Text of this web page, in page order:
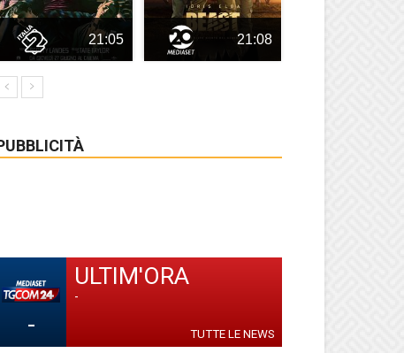
21:05 21:08
-
ULTIM'ORA
-
TUTTE LE NEWS